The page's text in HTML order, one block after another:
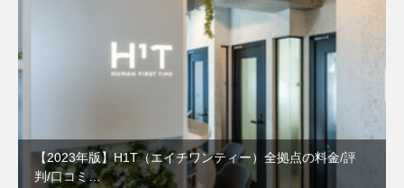
【2023年版】H1T（エイチワンティー）全拠点の料金/評
判/口コミ…